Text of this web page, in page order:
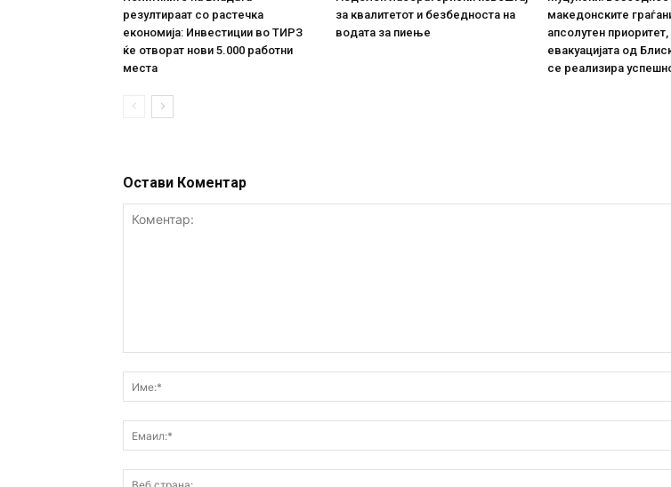
резултираат со растечка
економија: Инвестиции во ТИРЗ
ќе отворат нови 5.000 работни
места
за квалитетот и безбедноста на
водата за пиење
македонските
апсолутен приоритет,
евакуацијата од
се реализира
Остави Коментар